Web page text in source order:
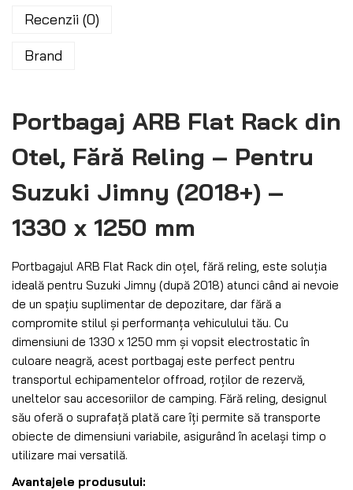
Recenzii (0)
Brand
Portbagaj ARB Flat Rack din
Otel, Fără Reling – Pentru
Suzuki Jimny (2018+) –
1330 x 1250 mm
Portbagajul ARB Flat Rack din oțel, fără reling, este soluția
ideală pentru Suzuki Jimny (după 2018) atunci când ai nevoie
de un spațiu suplimentar de depozitare, dar fără a
compromite stilul și performanța vehiculului tău. Cu
dimensiuni de 1330 x 1250 mm și vopsit electrostatic în
culoare neagră, acest portbagaj este perfect pentru
transportul echipamentelor offroad, roților de rezervă,
uneltelor sau accesoriilor de camping. Fără reling, designul
său oferă o suprafață plată care îți permite să transporte
obiecte de dimensiuni variabile, asigurând în același timp o
utilizare mai versatilă.
Avantajele produsului: